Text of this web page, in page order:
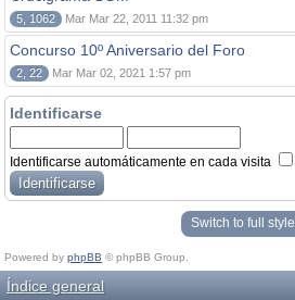
5, 1062 Mar Mar 22, 2011 11:32 pm
Concurso 10º Aniversario del Foro
2, 22 Mar Mar 02, 2021 1:57 pm
Identificarse
Identificarse automáticamente en cada visita
Switch to full style
Powered by phpBB © phpBB Group.
Índice general